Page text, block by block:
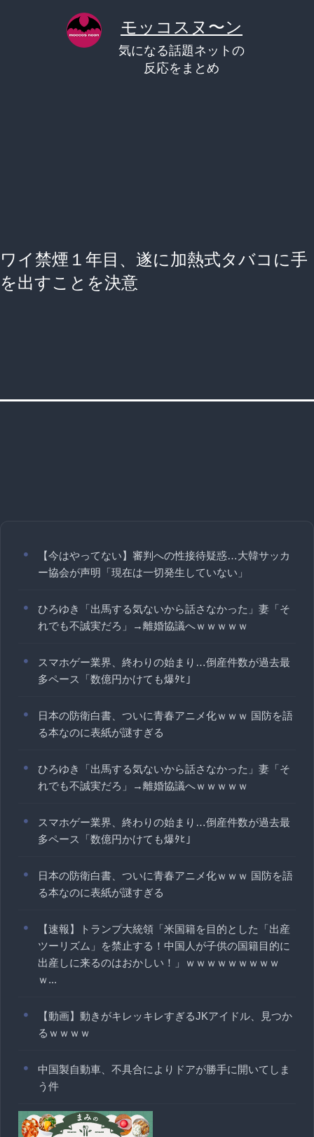
モッコスヌ〜ン
気になる話題ネットの
反応をまとめ
ワイ禁煙１年目、遂に加熱式タバコに手
を出すことを決意
【今はやってない】審判への性接待疑惑…大韓サッカ
ー協会が声明「現在は一切発生していない」
ひろゆき「出馬する気ないから話さなかった」妻「そ
れでも不誠実だろ」→離婚協議へｗｗｗｗｗ
スマホゲー業界、終わりの始まり…倒産件数が過去最
多ペース「数億円かけても爆ﾀﾋ」
日本の防衛白書、ついに青春アニメ化ｗｗｗ 国防を語
る本なのに表紙が謎すぎる
ひろゆき「出馬する気ないから話さなかった」妻「そ
れでも不誠実だろ」→離婚協議へｗｗｗｗｗ
スマホゲー業界、終わりの始まり…倒産件数が過去最
多ペース「数億円かけても爆ﾀﾋ」
日本の防衛白書、ついに青春アニメ化ｗｗｗ 国防を語
る本なのに表紙が謎すぎる
【速報】トランプ大統領「米国籍を目的とした「出産
ツーリズム」を禁止する！中国人が子供の国籍目的に
出産しに来るのはおかしい！」ｗｗｗｗｗｗｗｗｗ
ｗ...
【動画】動きがキレッキレすぎるJKアイドル、見つか
るｗｗｗｗ
中国製自動車、不具合によりドアが勝手に開いてしま
う件